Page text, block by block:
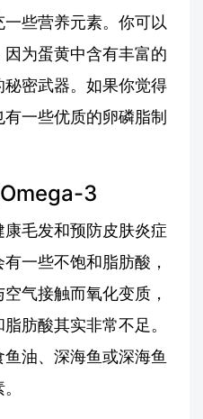
些营养元素。你可以
为蛋黄中含有丰富的
密武器。如果你觉得
一些优质的卵磷脂制
3
毛发和预防皮肤炎症
一些不饱和脂肪酸，
气接触而氧化变质，
肪酸其实非常不足。
油、深海鱼或深海鱼